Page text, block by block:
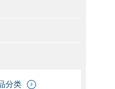
分类